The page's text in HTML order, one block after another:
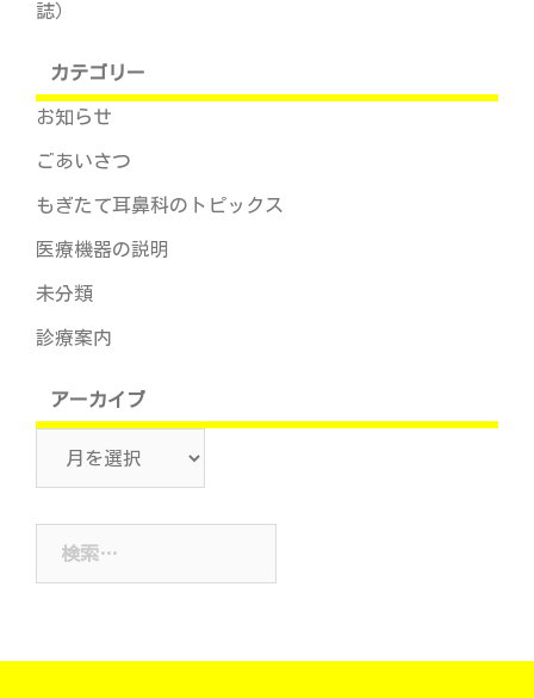
誌）
カテゴリー
お知らせ
ごあいさつ
もぎたて耳鼻科のトピックス
医療機器の説明
未分類
診療案内
アーカイブ